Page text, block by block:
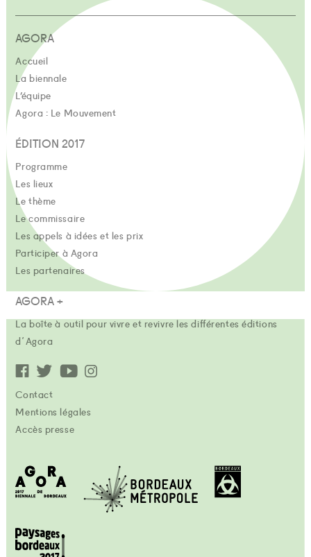
AGORA
Accueil
La biennale
L’équipe
Agora : Le Mouvement
ÉDITION 2017
Programme
Les lieux
Le thème
Le commissaire
Les appels à idées et les prix
Participer à Agora
Les partenaires
AGORA +
La boîte à outil pour vivre et revivre les différentes éditions
d'Agora
Contact
Mentions légales
Accès presse